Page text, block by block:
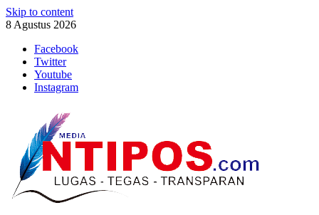
Skip to content
8 Agustus 2026
Facebook
Twitter
Youtube
Instagram